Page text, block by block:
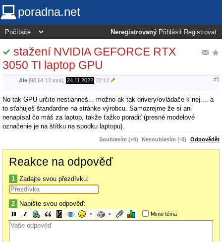
poradna.net
Neregistrovaný Přihlásit Registrovat
stažení NVIDIA GEFORCE RTX
3050 TI laptop GPU
Ale [90.64.12.xxx], 24.11.2022 22:12 #1
No tak GPU určite nestiahneš... možno ak tak drivery/ovládače k nej.... a
to sťahuješ štandardne na stránke výrobcu. Samozrejme že si ani
nenapísal čo máš za laptop, takže ťažko poradiť (presné modelové
označenie je na štítku na spodku laptopu).
Souhlasím (+0) Nesouhlasím (-0) Odpovědět
Reakce na odpověď
1 Zadajte svou přezdívku:
2 Napište svou odpověď:
Mimo téma